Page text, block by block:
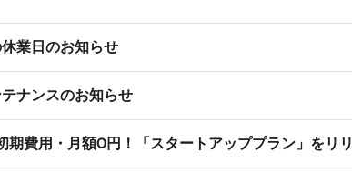
業日のお知らせ
ナンスのお知らせ
期費用・月額0円！「スタートアッププラン」をリ